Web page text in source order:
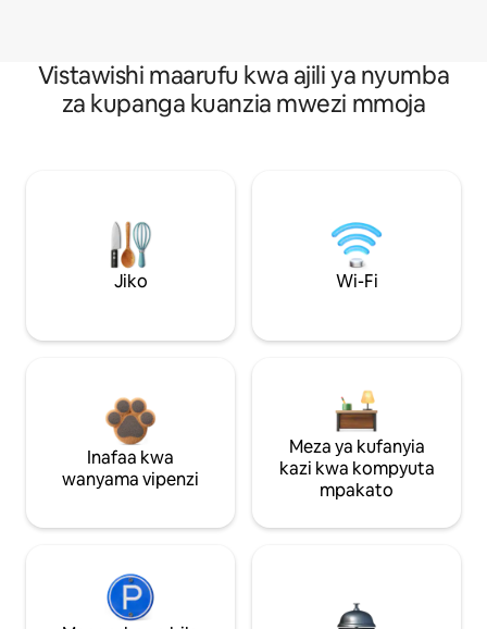
Vistawishi maarufu kwa ajili ya nyumba
za kupanga kuanzia mwezi mmoja
Jiko Wi-Fi
Inafaa kwa
wanyama vipenzi
Meza ya kufanyia
kazi kwa kompyuta
mpakato